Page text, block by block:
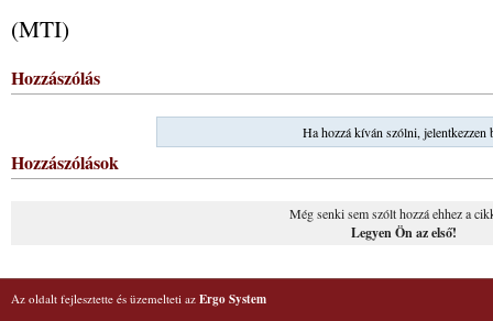
(MTI)
Hozzászólás
Ha hozzá kíván szólni, jelentkezzen
Hozzászólások
Még senki sem szólt hozzá ehhez a
Legyen Ön az első!
Az oldalt fejlesztette és üzemelteti az Ergo System